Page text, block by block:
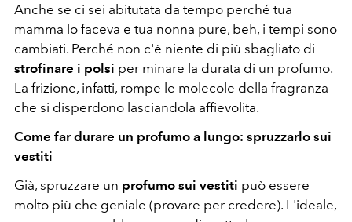
Anche se ci sei abitutata da tempo perché tua
mamma lo faceva e tua nonna pure, beh, i tempi sono
cambiati. Perché non c'è niente di più sbagliato di
strofinare i polsi per minare la durata di un profumo.
La frizione, infatti, rompe le molecole della fragranza
che si disperdono lasciandola affievolita.
Come far durare un profumo a lungo: spruzzarlo sui
vestiti
Già, spruzzare un profumo sui vestiti può essere
molto più che geniale (provare per credere). L'ideale,